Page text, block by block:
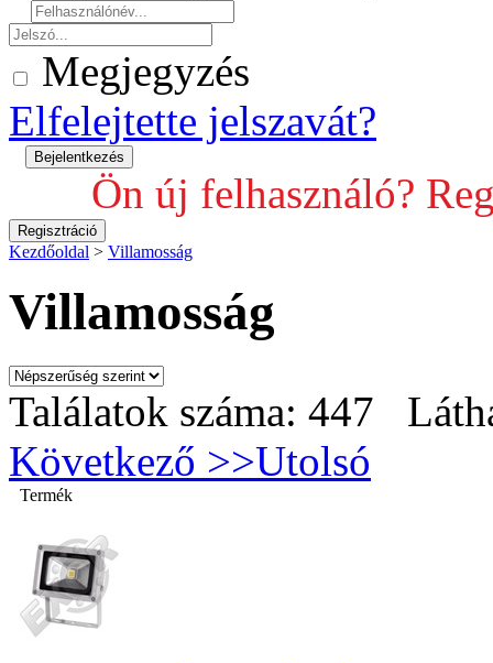
Megjegyzés
Elfelejtette jelszavát?
Ön új felhasználó?
Kezdőoldal > Villamosság
Villamosság
Találatok száma: 447
Következő >>Utolsó
Termék